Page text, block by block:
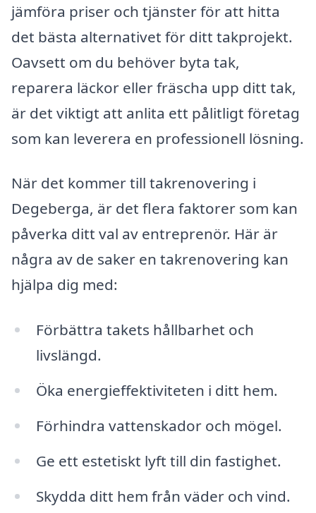
jämföra priser och tjänster för att hitta
det bästa alternativet för ditt takprojekt.
Oavsett om du behöver byta tak,
reparera läckor eller fräscha upp ditt tak,
är det viktigt att anlita ett pålitligt företag
som kan leverera en professionell lösning.
När det kommer till takrenovering i
Degeberga, är det flera faktorer som kan
påverka ditt val av entreprenör. Här är
några av de saker en takrenovering kan
hjälpa dig med:
Förbättra takets hållbarhet och
livslängd.
Öka energieffektiviteten i ditt hem.
Förhindra vattenskador och mögel.
Ge ett estetiskt lyft till din fastighet.
Skydda ditt hem från väder och vind.